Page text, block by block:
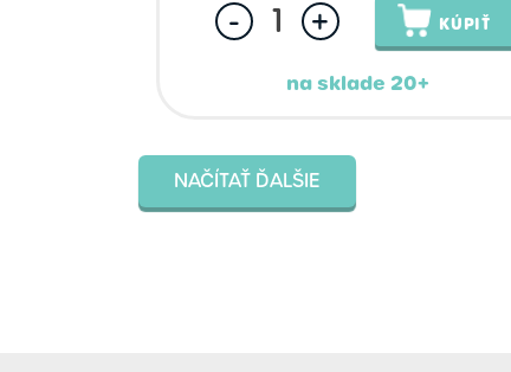
- + KÚPIŤ
na sklade 20+
NAČÍTAŤ ĎALŠIE